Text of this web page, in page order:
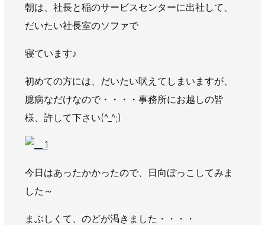
お問い合わせ
朝は、社長と稲のサービスセンターに出社して、
だいたい社長室のソファで
寝ています♪
初めての方には、だいたい吠えてしまいますが、
臆病なだけなので・・・・事務所にお越しの皆
様、許して下さい(^_^;)
今日はあったかかったので、日向ぼっこしてみま
した～
まぶしくて、のどが渇きました・・・・